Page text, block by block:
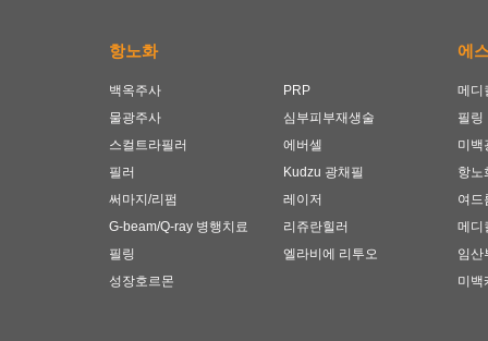
항노화
백옥주사
물광주사
스컬트라필러
필러
써마지/리펌
G-beam/Q-ray 병행치료
필링
성장호르몬
PRP
심부피부재생술
에버셀
Kudzu 광채필
레이저
리쥬란힐러
엘라비에 리투오
에
메디
필링
미백
항노
여드
메디
임산
미백